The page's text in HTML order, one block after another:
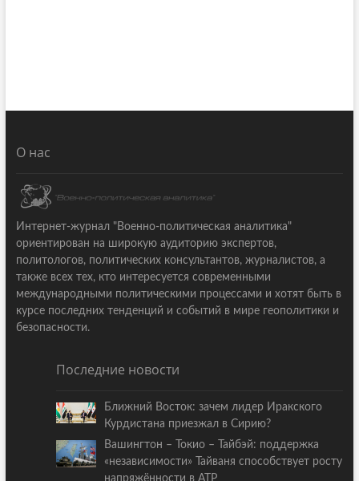
О нас
Интернет-журнал "Военно-политическая аналитика"
ориентирован на широкую аудиторию экспертов,
политологов, политических консультантов, журналистов, а
также всех тех, кто интересуется современными
международными политическими процессами и хотят быть в
курсе последних тенденций и событий в мире геополитики и
безопасности.
Последние новости
Ближний Восток: зачем лидер Иракского
Курдистана приезжал в Сирию?
Вашингтон – Токио – Тайбэй: поддержка
«независимости» Тайваня способствует росту
напряжённости в АТР